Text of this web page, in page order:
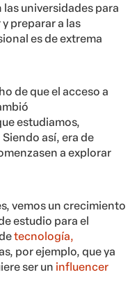
universidades para
preparar a las
es de extrema
de que el acceso a
estudiamos,
así, era de
a explorar
vemos un crecimiento
estudio para el
tecnología,
por ejemplo, que ya
ser un influencer